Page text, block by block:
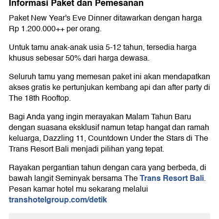
Informasi Paket dan Pemesanan
Paket New Year's Eve Dinner ditawarkan dengan harga
Rp 1.200.000++ per orang.
Untuk tamu anak-anak usia 5-12 tahun, tersedia harga
khusus sebesar 50% dari harga dewasa.
Seluruh tamu yang memesan paket ini akan mendapatkan
akses gratis ke pertunjukan kembang api dan after party di
The 18th Rooftop.
Bagi Anda yang ingin merayakan Malam Tahun Baru
dengan suasana eksklusif namun tetap hangat dan ramah
keluarga, Dazzling 11, Countdown Under the Stars di The
Trans Resort Bali menjadi pilihan yang tepat.
Rayakan pergantian tahun dengan cara yang berbeda, di
bawah langit Seminyak bersama TheTrans Resort Bali.
Pesan kamar hotel mu sekarang melalui
transhotelgroup.com/detik